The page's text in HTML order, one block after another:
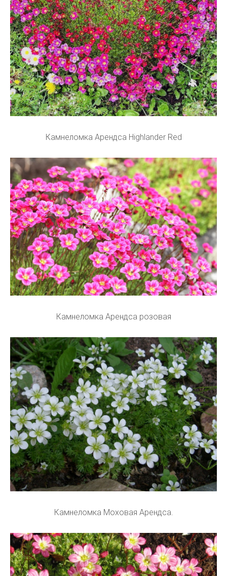
Камнеломка Арендса Highlander Red
Камнеломка Арендса розовая
Камнеломка Моховая Арендса.